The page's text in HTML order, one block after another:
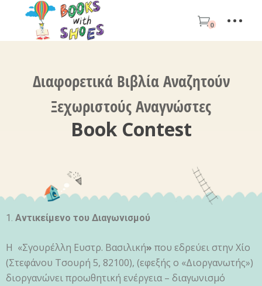
0
Διαφορετικά Βιβλία Αναζητούν
Ξεχωριστούς Αναγνώστες
Book Contest
Αντικείμενο του Διαγωνισμού
Η «Σγουρέλλη Ευστρ. Βασιλική» που εδρεύει στην Χίο
(Στεφάνου Τσουρή 5, 82100), (εφεξής ο «Διοργανωτής»)
διοργανώνει προωθητική ενέργεια – διαγωνισμό